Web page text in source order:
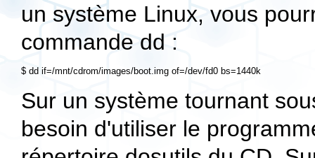
un système Linux, vous
commande dd :
Sur un système tournant
besoin d'utiliser le